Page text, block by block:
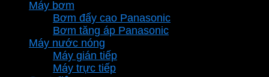
Máy bơm
Bơm đẩy cao Panasonic
Bơm tăng áp Panasonic
Máy nước nóng
Máy gián tiếp
Máy trực tiếp